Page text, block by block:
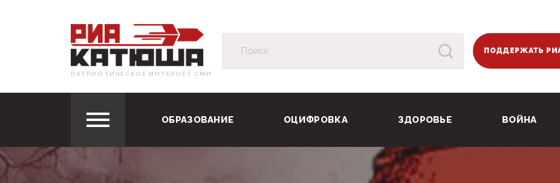
ПАТРИОТИЧЕСКОЕ ИНТЕРНЕТ СМИ
ПОДДЕРЖАТЬ
ОБРАЗОВАНИЕ ОЦИФРОВКА ЗДОРОВЬЕ ВОЙНА